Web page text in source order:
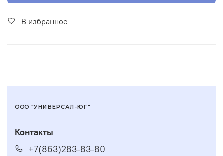
В избранное
ООО "УНИВЕРСАЛ-ЮГ"
Контакты
+7(863)283-83-80